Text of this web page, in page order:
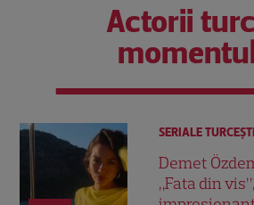
Actorii
SERIALE TURCEŞTI
Demet
„Fata din